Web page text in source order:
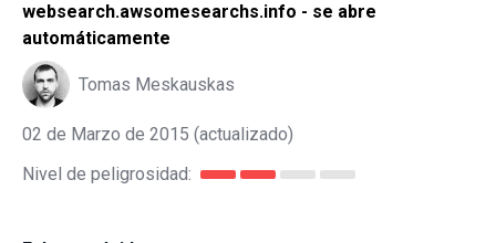
websearch.awsomesearchs.info - se abre
automáticamente
Tomas Meskauskas
02 de Marzo de 2015 (actualizado)
Nivel de peligrosidad: